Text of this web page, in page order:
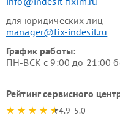
для юридических лиц
manager@fix-indesit.ru
График работы:
ПН-ВСК с 9:00 до 21:00
Рейтинг сервисного
4.9-5.0